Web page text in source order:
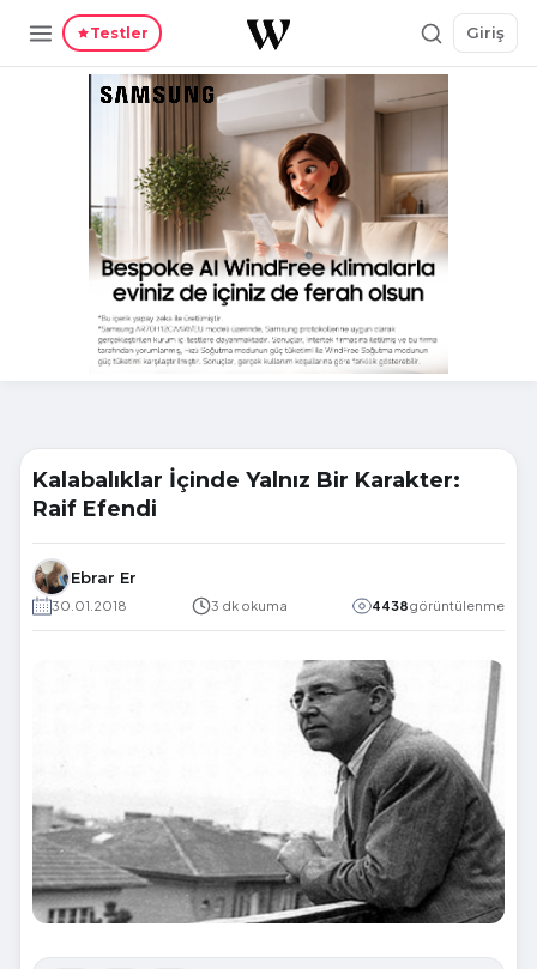
Testler Giriş
Kalabalıklar İçinde Yalnız Bir Karakter:
Raif Efendi
Ebrar Er
30.01.2018 3 dk okuma 4438görüntülenme